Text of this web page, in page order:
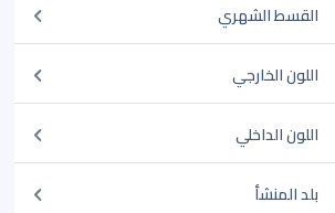
القسط الشهري
اللون الخارجي
اللون الداخلي
بلد المنشأ